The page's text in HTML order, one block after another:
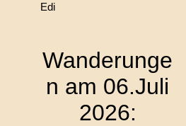
Edi
Wanderunge
n am 06.Juli
2026: